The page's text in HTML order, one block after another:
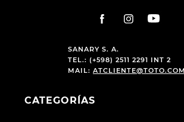
SANARY S. A.
TEL.: (+598) 2511 2291 INT 2
MAIL:
CATEGORÍAS